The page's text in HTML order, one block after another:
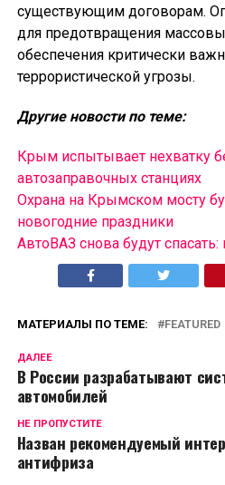
существующим договорам.
для предотвращения
обеспечения критически
террористической угрозы.
Другие новости по теме:
Крым испытывает нехватку
автозаправочных станциях
Охрана на Крымском мосту
новогодние праздники
АвтоВАЗ снова будут
МАТЕРИАЛЫ ПО ТЕМЕ: FEATURED
ДАЛЕЕ
В России разрабатывают
автомобилей
НЕ ПРОПУСТИТЕ
Назван рекомендуемый
антифриза